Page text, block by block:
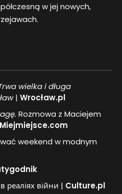
w jej nowych,
wielka i długa
| Wrocław.pl
Rozmowa z Maciejem
Miejmiejsce.com
weekend w modnym
реаліях війни | Culture.pl